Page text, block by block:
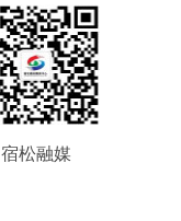
宿松融媒